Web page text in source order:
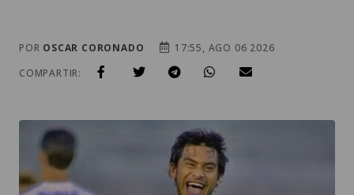
POR OSCAR CORONADO
17:55, AGO 06 2026
COMPARTIR: